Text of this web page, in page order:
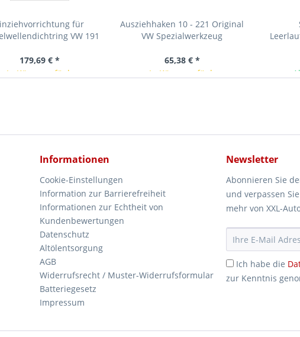
für
VW 191
179,69 € *
In Kürze verfügbar
Ausziehhaken 10 - 221 Original
VW Spezialwerkzeug
65,38 € *
In Kürze verfügbar
Informationen
Cookie-Einstellungen
Information zur Barrierefreiheit
Informationen zur Echtheit von
Kundenbewertungen
Datenschutz
Altölentsorgung
AGB
Widerrufsrecht / Muster-Widerrufsformular
Batteriegesetz
Impressum
Newsletter
Abonnieren Sie
und verpassen
mehr von XXL-
Ich habe die
zur Kenntnis